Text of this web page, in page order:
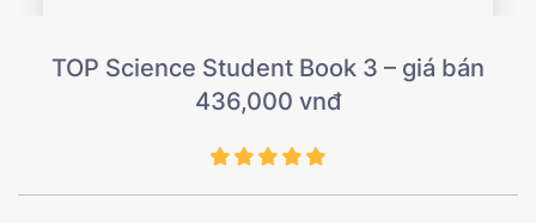
TOP Science Student Book 3 – giá bán
436,000 vnđ